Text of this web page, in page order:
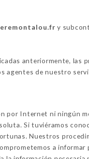
y
anteriormente, las
agentes de nuestro
por Internet ni ningún
Si tuviéramos
Nuestros
a